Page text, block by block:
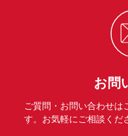
お問
ご質問・お問い合わせは
す。お気軽にご相談くだ